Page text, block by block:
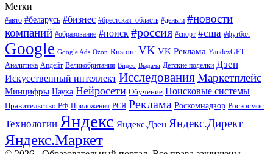
Метки
#авто #беларусь #бизнес #брестская_область #деньги #новости
компаний #образование #поиск #россия #спорт #сша #футбол
Google Google Ads Ozon Rustore VK VK Реклама YandexGPT
Аналитика Апдейт Великобритания Видео Выдача Детские поделки Дзен
Искусственный интеллект ИсследованияМаркетплейс
Минцифры Наука Нейросети Обучение Поисковые системы
Правительство РФ Приложения РСЯ Реклама Роскомнадзор Роскосмос
Технологии Яндекс Яндекс.Дзен Яндекс.Директ
Яндекс.Маркет